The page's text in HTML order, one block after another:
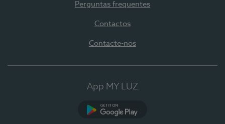
Perguntas frequentes
Contactos
Contacte-nos
App MY LUZ